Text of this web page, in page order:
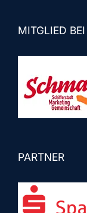
MITGLIED BEI
PARTNER